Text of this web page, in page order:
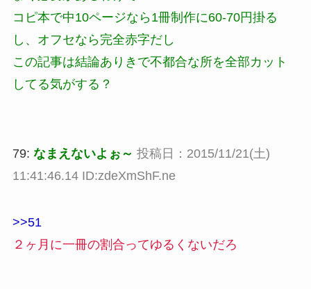
コピ本で中10ページなら1冊制作に60-70円掛る
し、オフセなら完全赤字だし
この記事は結論ありきで不都合な所を全部カット
してる気がする？
79: なまえないよぉ～ 投稿日：2015/11/21(土)
11:41:46.14 ID:zdeXmShF.ne
>>51
２ヶ月に一冊の割合ってゆるくないだろ